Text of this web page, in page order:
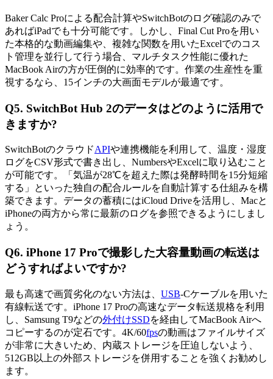
Baker Calc Proによる配合計算やSwitchBotのログ確認のみで
あればiPadでも十分可能です。しかし、Final Cut Proを用い
た本格的な動画編集や、複雑な関数を用いたExcelでのコス
ト管理を並行して行う場合、マルチタスク性能に優れた
MacBook Airの方が圧倒的に効率的です。作業の生産性を重
視するなら、15インチの大画面モデルが最適です。
Q5. SwitchBot Hub 2のデータはどのように活用で
きますか?
SwitchBotのクラウドAPIや連携機能を利用して、温度・湿度
ログをCSV形式で書き出し、NumbersやExcelに取り込むこと
が可能です。「気温が28℃を超えた際は発酵時間を15分短縮
する」といった独自の配合ルールを自動計算する仕組みを構
築できます。データの蓄積にはiCloud Driveを活用し、Macと
iPhoneの両方から常に最新のログを参照できるようにしまし
ょう。
Q6. iPhone 17 Proで撮影した大容量動画の転送は
どうすればよいですか?
最も高速で画質劣化のない方法は、 USB-Cケーブルを用いた
有線転送です。iPhone 17 Proの高速なデータ転送規格を利用
し、Samsung T9などの外付けSSDを経由してMacBook Airへ
コピーするのが定石です。4K/60fpsの動画はファイルサイズ
が非常に大きいため、内蔵ストレージを圧迫しないよう、
512GB以上の外部ストレージを併用することを強くお勧めし
ます。